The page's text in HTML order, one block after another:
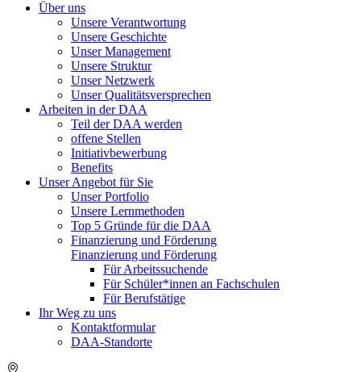
Über uns
Unsere Verantwortung
Unsere Geschichte
Unser Management
Unsere Struktur
Unser Netzwerk
Unser Qualitätsversprechen
Arbeiten in der DAA
Teil der DAA werden
offene Stellen
Initiativbewerbung
Benefits
Unser Angebot für Sie
Unser Portfolio
Unsere Lernmethoden
Top 5 Gründe für die DAA
Finanzierung und Förderung
Finanzierung und Förderung
Für Arbeitssuchende
Für Schüler*innen an Fachschulen
Für Berufstätige
Ihr Weg zu uns
Kontaktformular
DAA-Standorte